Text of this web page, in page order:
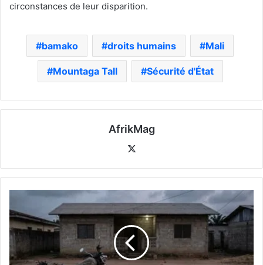
circonstances de leur disparition.
bamako droits humains Mali
Mountaga Tall Sécurité d'État
AfrikMag